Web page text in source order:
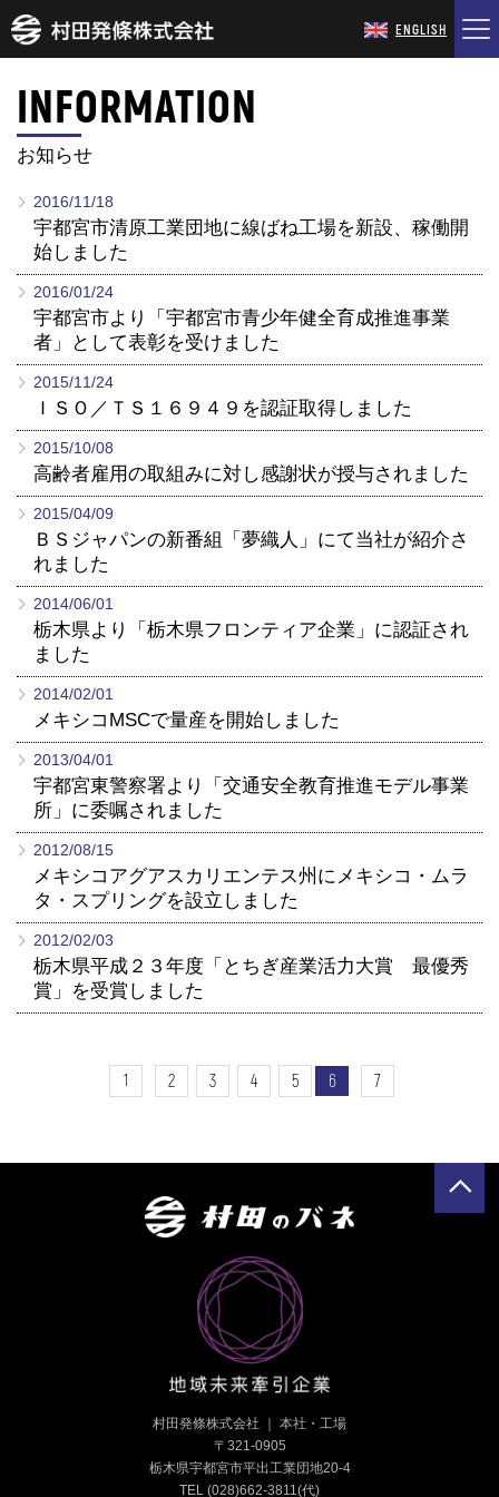
HOME
INFO
COMPANY
PRODUCTS
TECHNOLOGY
RECRUIT
CONTACT
ENGLISH
INFORMATION
お知らせ
2016/11/18
宇都宮市清原工業団地に線ばね工場を新設、稼働開
始しました
2016/01/24
宇都宮市より「宇都宮市青少年健全育成推進事業
者」として表彰を受けました
2015/11/24
ＩＳＯ／ＴＳ１６９４９を認証取得しました
2015/10/08
高齢者雇用の取組みに対し感謝状が授与されました
2015/04/09
ＢＳジャパンの新番組「夢織人」にて当社が紹介さ
れました
2014/06/01
栃木県より「栃木県フロンティア企業」に認証され
ました
2014/02/01
メキシコMSCで量産を開始しました
2013/04/01
宇都宮東警察署より「交通安全教育推進モデル事業
所」に委嘱されました
2012/08/15
メキシコアグアスカリエンテス州にメキシコ・ムラ
タ・スプリングを設立しました
2012/02/03
栃木県平成２３年度「とちぎ産業活力大賞 最優秀
賞」を受賞しました
1 2 3 4 5 6 7
村田発條株式会社 ｜ 本社・工場
〒321-0905
栃木県宇都宮市平出工業団地20-4
TEL (028)662-3811 (代)